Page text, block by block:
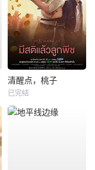
清醒点，桃子
已完结